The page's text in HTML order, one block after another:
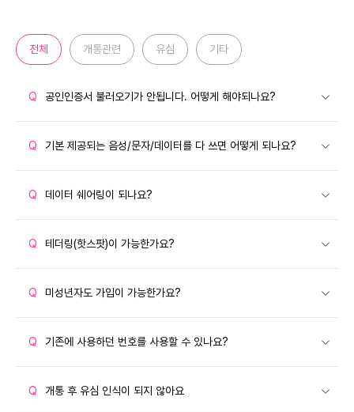
전체 개통관련 유심 기타
Q 공인인증서 불러오기가 안됩니다. 어떻게 해야되나요?
Q 기본 제공되는 음성/문자/데이터를 다 쓰면 어떻게 되나요?
Q 데이터 쉐어링이 되나요?
Q 테더링(핫스팟)이 가능한가요?
Q 미성년자도 가입이 가능한가요?
Q 기존에 사용하던 번호를 사용할 수 있나요?
Q 개통 후 유심 인식이 되지 않아요